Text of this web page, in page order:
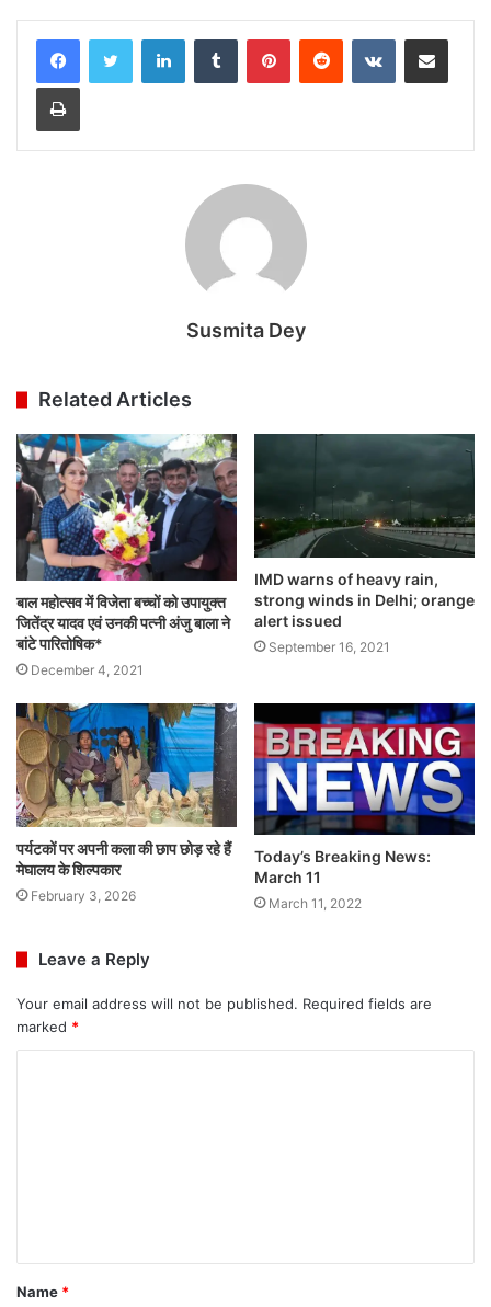
LinkedInTumblr PinterestReddit VKontakteShare via Email
Print
Susmita Dey
Related Articles
बाल महोत्सव में विजेता बच्चों को उपायुक्त
जितेंद्र यादव एवं उनकी पत्नी अंजु बाला ने
बांटे पारितोषिक*
December 4, 2021
IMD warns of heavy rain,
strong winds in Delhi; orange
alert issued
September 16, 2021
पर्यटकों पर अपनी कला की छाप छोड़ रहे हैं
मेघालय के शिल्पकार
February 3, 2026
Today’s Breaking News:
March 11
March 11, 2022
Leave a Reply
Your email address will not be published. Required fields are
marked *
t
*
Name *